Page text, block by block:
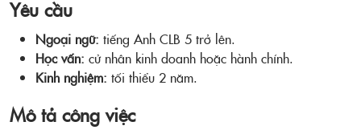
Yêu cầu
Ngoại ngữ: tiếng Anh CLB 5 trở lên.
Học vấn: cử nhân kinh doanh hoặc hành chính.
Kinh nghiệm: tối thiểu 2 năm.
Mô tả công việc